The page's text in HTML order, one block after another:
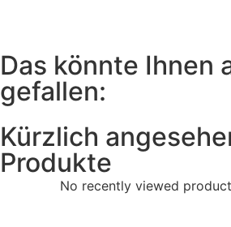
Das könnte Ihnen
gefallen:
Kürzlich
Produkte
No recently viewed